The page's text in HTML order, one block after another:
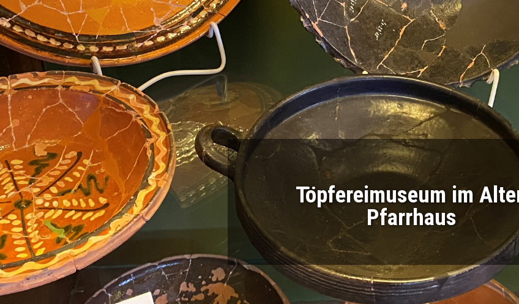
Töpfereimuseum im
Pfarrhaus